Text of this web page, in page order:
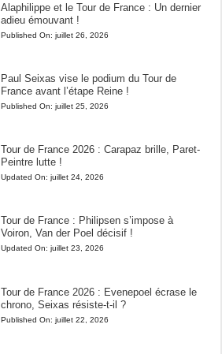
Alaphilippe et le Tour de France : Un dernier
adieu émouvant !
Published On: juillet 26, 2026
Paul Seixas vise le podium du Tour de
France avant l’étape Reine !
Published On: juillet 25, 2026
Tour de France 2026 : Carapaz brille, Paret-
Peintre lutte !
Updated On: juillet 24, 2026
Tour de France : Philipsen s’impose à
Voiron, Van der Poel décisif !
Updated On: juillet 23, 2026
Tour de France 2026 : Evenepoel écrase le
chrono, Seixas résiste-t-il ?
Published On: juillet 22, 2026